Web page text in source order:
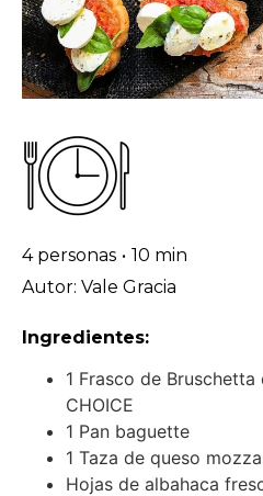
4 personas • 10 min
Autor: Vale Gracia
Ingredientes:
1 Frasco de Bruschetta
CHOICE
1 Pan baguette
1 Taza de queso
Hojas de albahaca